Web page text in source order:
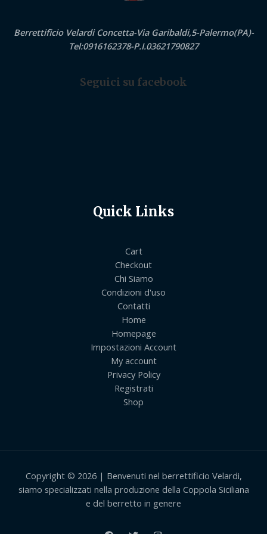
Berrettificio Velardi Concetta-Via Garibaldi,5-Palermo(PA)-
Tel:0916162378-P.I.03621790827
Seguici su facebook
Quick Links
Cart
Checkout
Chi Siamo
Condizioni d'uso
Contatti
Home
Homepage
Impostazioni Account
My account
Privacy Policy
Registrati
Shop
Copyright © 2026 | Benvenuti nel berrettificio Velardi,
siamo specializzati nella produzione della Coppola Siciliana
e del berretto in genere